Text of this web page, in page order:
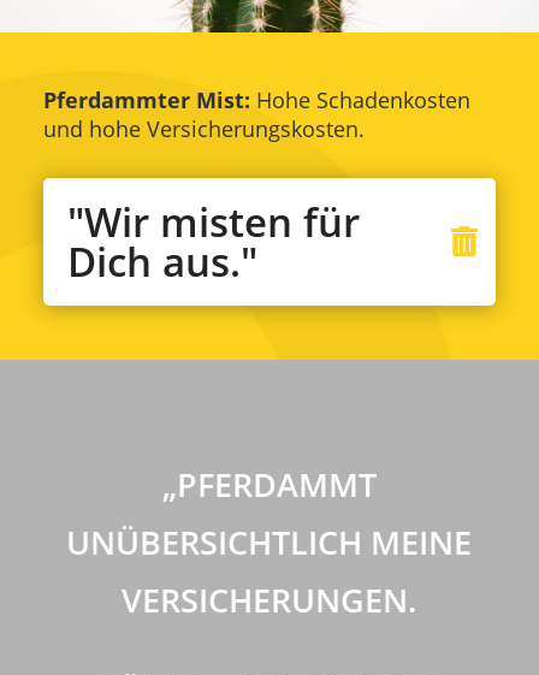
Pferdammter Mist: Hohe Schadenkosten
und hohe Versicherungskosten.
"Wir misten für
Dich aus."
„PFERDAMMT
UNÜBERSICHTLICH MEINE
VERSICHERUNGEN.